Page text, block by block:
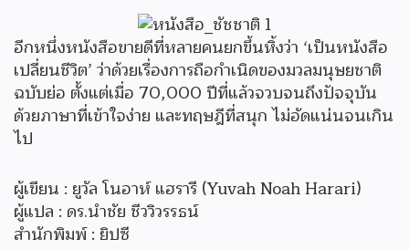
อีกหนึ่งหนังสือขายดีที่หลายคนยกขึ้นหิ้งว่า ‘เป็นหนังสือ
เปลี่ยนชีวิต’ ว่าด้วยเรื่องการถือกำเนิดของมวลมนุษยชาติ
ฉบับย่อ ตั้งแต่เมื่อ 70,000 ปีที่แล้วจวบจนถึงปัจจุบัน
ด้วยภาษาที่เข้าใจง่าย และทฤษฎีที่สนุก ไม่อัดแน่นจนเกิน
ไป
ผู้เขียน : ยูวัล โนอาห์ แฮรารี (Yuvah Noah Harari)
ผู้แปล : ดร.นำชัย ชีววิวรรธน์
สำนักพิมพ์ : ยิปซี